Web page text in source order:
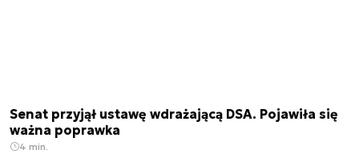
Senat przyjął ustawę wdrażającą DSA. Pojawiła się
ważna poprawka
4 min.